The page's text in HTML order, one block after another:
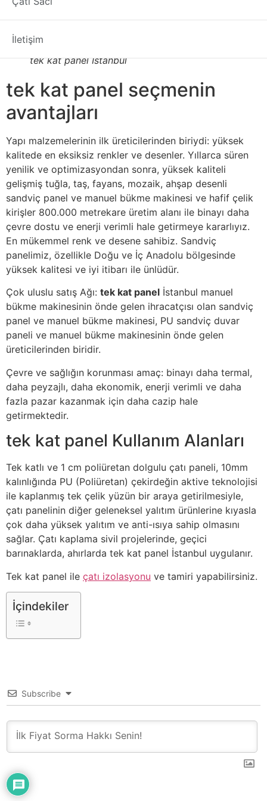
İletişim
İstanbuldistribütörlere uzun süredir tedarik
edilmektedir.
tek kat panel İstanbul
tek kat panel seçmenin
avantajları
Yapı malzemelerinin ilk üreticilerinden biriydi: yüksek
kalitede en eksiksiz renkler ve desenler. Yıllarca süren
yenilik ve optimizasyondan sonra, yüksek kaliteli
gelişmiş tuğla, taş, fayans, mozaik, ahşap desenli
sandviç panel ve manuel bükme makinesi ve hafif çelik
kirişler 800.000 metrekare üretim alanı ile binayı daha
çevre dostu ve enerji verimli hale getirmeye kararlıyız.
En mükemmel renk ve desene sahibiz. Sandviç
panelimiz, özellikle Doğu ve İç Anadolu bölgesinde
yüksek kalitesi ve iyi itibarı ile ünlüdür.
Çok uluslu satış Ağı: tek kat panel İstanbul manuel
bükme makinesinin önde gelen ihracatçısı olan sandviç
panel ve manuel bükme makinesi, PU sandviç duvar
paneli ve manuel bükme makinesinin önde gelen
üreticilerinden biridir.
Çevre ve sağlığın korunması amaç: binayı daha termal,
daha peyzajlı, daha ekonomik, enerji verimli ve daha
fazla pazar kazanmak için daha cazip hale
getirmektedir.
tek kat panel Kullanım Alanları
Tek katlı ve 1 cm poliüretan dolgulu çatı paneli, 10mm
kalınlığında PU (Poliüretan) çekirdeğin aktive teknolojisi
ile kaplanmış tek çelik yüzün bir araya getirilmesiyle,
çatı panelinin diğer geleneksel yalıtım ürünlerine kıyasla
çok daha yüksek yalıtım ve anti-ısıya sahip olmasını
sağlar. Çatı kaplama sivil projelerinde, geçici
barınaklarda, ahırlarda tek kat panel İstanbul uygulanır.
Tek kat panel ile çatı izolasyonu ve tamiri yapabilirsiniz.
İçindekiler
Subscribe